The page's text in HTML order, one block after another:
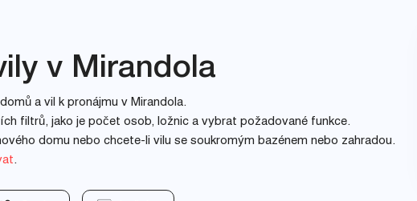
v Mirandola
a vil k pronájmu v Mirandola.
filtrů, jako je počet osob, ložnic a vybrat požadované funkce.
domu nebo chcete-li vilu se soukromým bazénem nebo zahradou.
.